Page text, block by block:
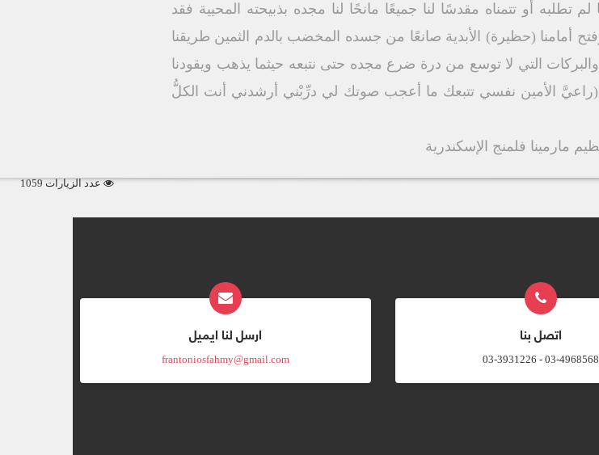
أو تتمناه مقدسًا لنا جميعًا مانحًا لنا مجده بذبيحته المحيية فقد
أمامنا (حظيرة) الأبدية صانعًا من جسده المخضب بالدم الثمين طريقنا
التي لا توسع من درة ضرع مجده حتى نتبعه حيثما يذهب ويقودنا
(راعيَّ الأمين نفسي تتبعك ما أعجب صوتك لي درِّبْني أرشدني أنت الكلُّ
مارمينا فلمنج الإسكندرية
عدد الزيارات 1059
اتصل بنا
03-4968568 - 03-3931226
ارسل لنا ايميل
frantoniosfahmy@gmail.com